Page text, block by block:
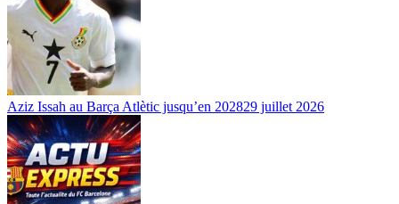
Aziz Issah au Barça Atlètic jusqu’en 202829 juillet 2026